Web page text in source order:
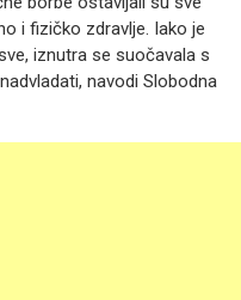
i fizičko zdravlje. Iako je
iznutra se suočavala s
navodi Slobodna